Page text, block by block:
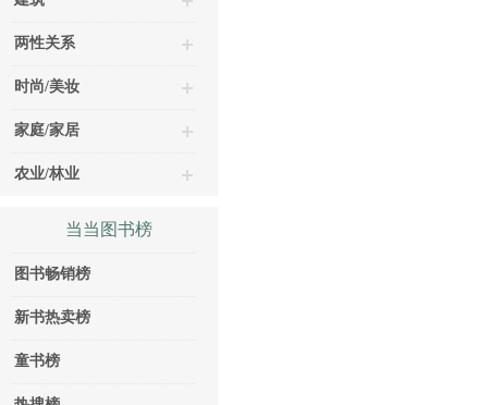
两性关系
时尚/美妆
家庭/家居
农业/林业
当当图书榜
图书畅销榜
新书热卖榜
童书榜